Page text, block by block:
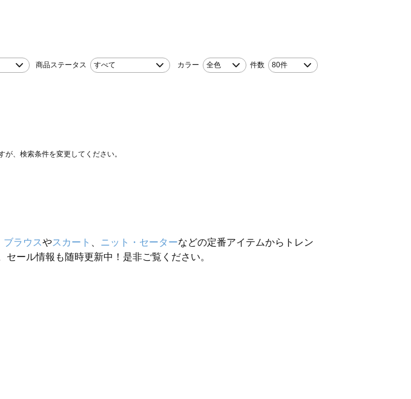
商品ステータス すべて カラー 全色 件数 80件
、検索条件を変更してください。
ブラウスやスカート ニット・セーターなどの定番アイテムからトレン
ール情報も随時更新中！是非ご覧ください。